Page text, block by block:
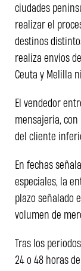
ciudades
realizar el
destinos
realiza envíos
Ceuta y Melilla
El vendedor
mensajería,
del cliente
En fechas
especiales, la
plazo señalado
volumen de
Tras los
24 o 48 horas